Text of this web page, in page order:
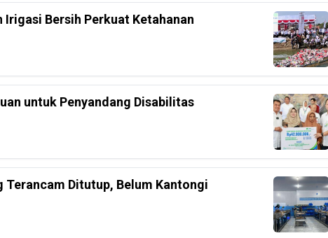
Irigasi Bersih Perkuat Ketahanan
untuk Penyandang Disabilitas
Terancam Ditutup, Belum Kantongi